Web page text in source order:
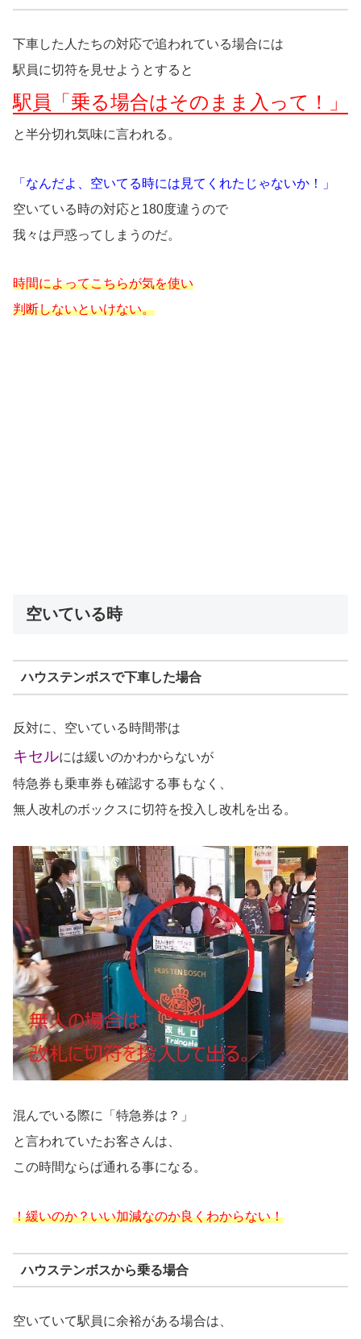
下車した人たちの対応で追われている場合には
駅員に切符を見せようとすると
駅員「乗る場合はそのまま入って！」
と半分切れ気味に言われる。
「なんだよ、空いてる時には見てくれたじゃないか！」
空いている時の対応と180度違うので
我々は戸惑ってしまうのだ。
時間によってこちらが気を使い
判断しないといけない。
空いている時
ハウステンボスで下車した場合
反対に、空いている時間帯は
キセルには緩いのかわからないが
特急券も乗車券も確認する事もなく、
無人改札のボックスに切符を投入し改札を出る。
混んでいる際に「特急券は？」
と言われていたお客さんは、
この時間ならば通れる事になる。
！緩いのか？いい加減なのか良くわからない！
ハウステンボスから乗る場合
空いていて駅員に余裕がある場合は、